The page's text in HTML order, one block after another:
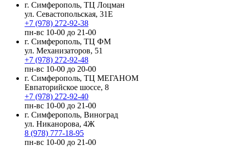
г. Симферополь, ТЦ Лоцман
ул. Севастопольская, 31Е
+7 (978) 272-92-38
пн-вс 10-00 до 21-00
г. Симферополь, ТЦ ФМ
ул. Механизаторов, 51
+7 (978) 272-92-48
пн-вс 10-00 до 20-00
г. Симферополь, ТЦ МЕГАНОМ
Евпаторийское шоссе, 8
+7 (978) 272-92-40
пн-вс 10-00 до 21-00
г. Симферополь, Виноград
ул. Никанорова, 4Ж
8 (978) 777-18-95
пн-вс 10-00 до 21-00